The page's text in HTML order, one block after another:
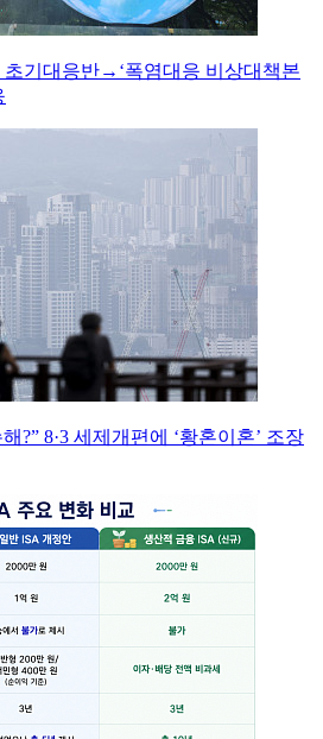
초기대응반→‘폭염대응 비상대책본
?” 8·3 세제개편에 ‘황혼이혼’ 조장